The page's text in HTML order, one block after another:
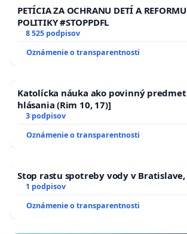
PETÍCIA ZA OCHRANU DETÍ A REFORMU
POLITIKY #STOPPDFL
8 525 podpisov
Oznámenie o transparentnosti
Katolícka náuka ako povinný predmet
hlásania (Rim 10, 17)]
3 podpisov
Oznámenie o transparentnosti
Stop rastu spotreby vody v
1 podpisov
Oznámenie o transparentnosti